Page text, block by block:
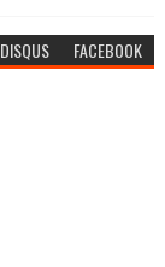
DISQUS FACEBOOK